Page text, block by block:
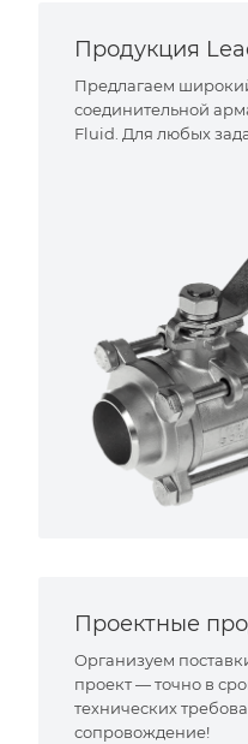
Продукция
Предлагаем
соединительной
Fluid. Для любых
Проектные
Организуем
проект — точно в
технических
сопровождение!